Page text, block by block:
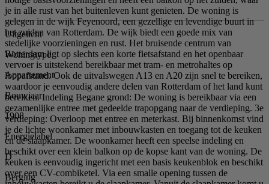
je in alle rust van het buitenleven kunt genieten. De woning is
gelegen in de wijk Feyenoord, een gezellige en levendige buurt in
het zuiden van Rotterdam. De wijk biedt een goede mix van
stedelijke voorzieningen en rust. Het bruisende centrum van
Rotterdam ligt op slechts een korte fietsafstand en het openbaar
vervoer is uitstekend bereikbaar met tram- en metrohaltes op
loopafstand. Ook de uitvalswegen A13 en A20 zijn snel te bereiken,
waardoor je eenvoudig andere delen van Rotterdam of het land kunt
bereiken. Indeling Begane grond: De woning is bereikbaar via een
gezamenlijke entree met gedeelde trapopgang naar de verdieping. 3e
verdieping: Overloop met entree en meterkast. Bij binnenkomst vind
je de lichte woonkamer met inbouwkasten en toegang tot de keuken
en de slaapkamer. De woonkamer heeft een speelse indeling en
beschikt over een klein balkon op de kopse kant van de woning. De
keuken is eenvoudig ingericht met een basis keukenblok en beschikt
over een CV-combiketel. Via een smalle opening tussen de
Uitgelicht
Woningtype
Appartement
Bouwjaar
1908
Energielabel
D
Berging